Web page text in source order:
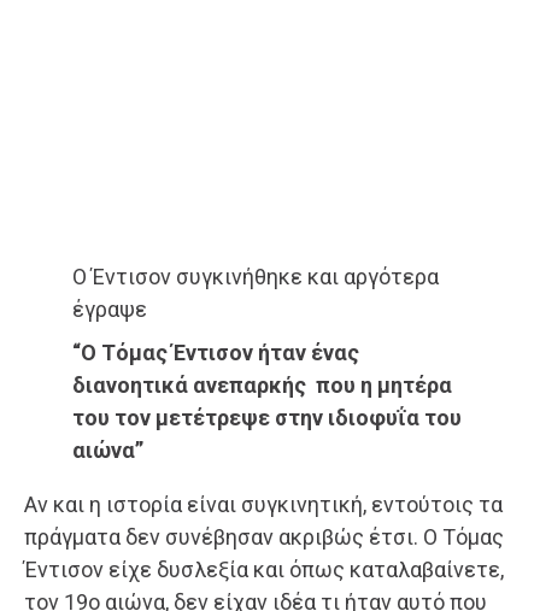
Ο Έντισον συγκινήθηκε και αργότερα
έγραψε
“Ο Τόμας Έντισον ήταν ένας
διανοητικά ανεπαρκής που η μητέρα
του τον μετέτρεψε στην ιδιοφυΐα του
αιώνα”
Αν και η ιστορία είναι συγκινητική, εντούτοις τα
πράγματα δεν συνέβησαν ακριβώς έτσι. Ο Τόμας
Έντισον είχε δυσλεξία και όπως καταλαβαίνετε,
τον 19ο αιώνα, δεν είχαν ιδέα τι ήταν αυτό που